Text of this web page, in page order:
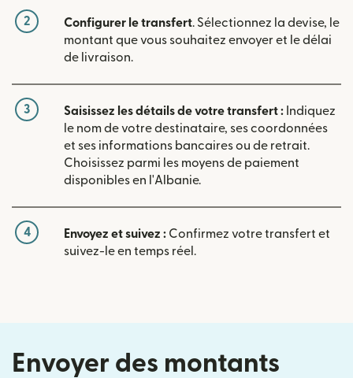
2 Configurer le transfert. Sélectionnez la devise, le
montant que vous souhaitez envoyer et le délai
de livraison.
3 Saisissez les détails de votre transfert : Indiquez
le nom de votre destinataire, ses coordonnées
et ses informations bancaires ou de retrait.
Choisissez parmi les moyens de paiement
disponibles en l'Albanie.
4 Envoyez et suivez : Confirmez votre transfert et
suivez-le en temps réel.
Envoyer des montants